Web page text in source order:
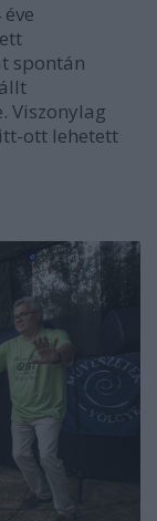
spontán
Viszonylag
ott lehetett